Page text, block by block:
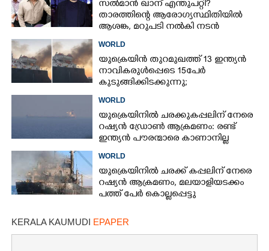
സൽമാൻ ഖാന് എന്തുപറ്റി?
താരത്തിന്റെ ആരോഗ്യസ്ഥിതിയിൽ
ആശങ്ക, മറുപടി നൽകി നടൻ
WORLD
യുക്രെയിൻ തുറമുഖത്ത് 13 ഇന്ത്യൻ
നാവികരുൾപ്പെടെ 15പേർ
കുടുങ്ങിക്കിടക്കുന്നു;
നാവികർ
WORLD
യുക്രെയിനിൽ ചരക്കുകപ്പലിന് നേരെ
റഷ്യൻ ‌ഡ്രോൺ ആക്രമണം: രണ്ട്
ഇന്ത്യൻ പൗരന്മാരെ കാണാനില്ല
WORLD
യുക്രെയിനിൽ ചരക്ക് കപ്പലിന് നേരെ
റഷ്യൻ ആക്രമണം,​ മലയാളിയടക്കം
പത്ത് പേർ കൊല്ലപ്പെട്ടു
KERALA KAUMUDI EPAPER